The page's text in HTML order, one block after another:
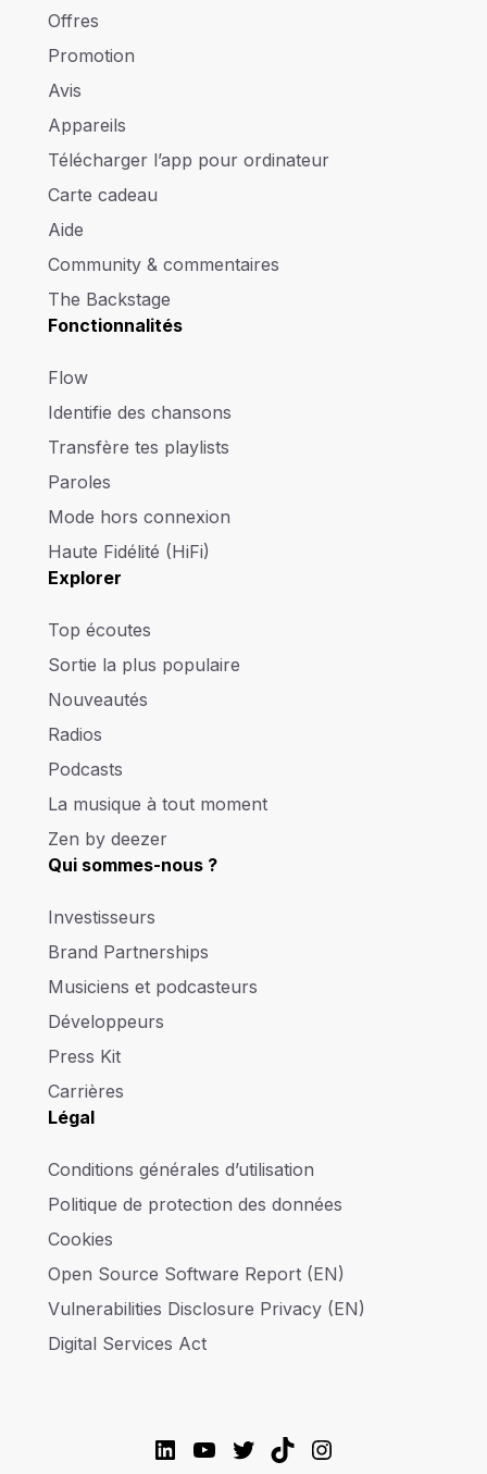
Offres
Promotion
Avis
Appareils
Télécharger l’app pour ordinateur
Carte cadeau
Aide
Community & commentaires
The Backstage
Fonctionnalités
Flow
Identifie des chansons
Transfère tes playlists
Paroles
Mode hors connexion
Haute Fidélité (HiFi)
Explorer
Top écoutes
Sortie la plus populaire
Nouveautés
Radios
Podcasts
La musique à tout moment
Zen by deezer
Qui sommes-nous ?
Investisseurs
Brand Partnerships
Musiciens et podcasteurs
Développeurs
Press Kit
Carrières
Légal
Conditions générales d’utilisation
Politique de protection des données
Cookies
Open Source Software Report (EN)
Vulnerabilities Disclosure Privacy (EN)
Digital Services Act
LinkedIn
YouTube
Twitter
TikTokInstagram